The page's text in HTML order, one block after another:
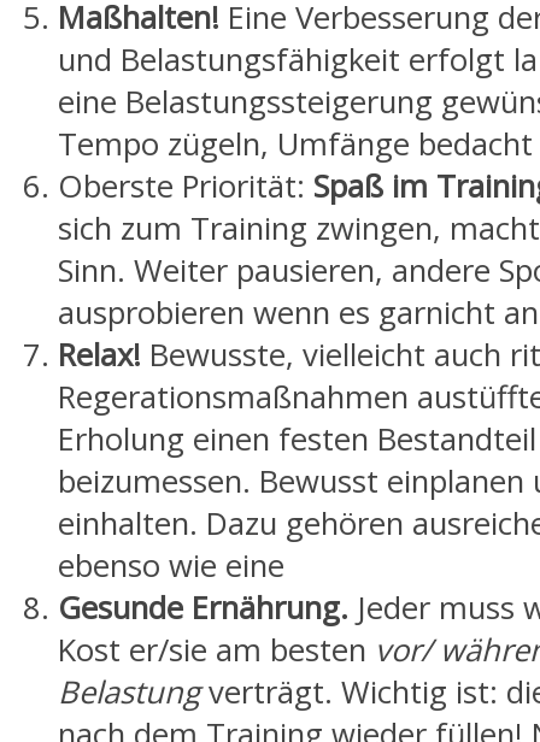
Maßhalten! Eine Verbesserung
und Belastungsfähigkeit erfolgt
eine Belastungssteigerung
Tempo zügeln, Umfänge
Oberste Priorität: Spaß im
sich zum Training zwingen,
Sinn. Weiter pausieren, andere
ausprobieren wenn es garnicht
Relax! Bewusste, vielleicht auch
Regerationsmaßnahmen
Erholung einen festen
beizumessen. Bewusst einplanen
einhalten. Dazu gehören
ebenso wie eine
Gesunde Ernährung. Jeder muss
Kost er/sie am besten vor/
Belastungverträgt. Wichtig ist: